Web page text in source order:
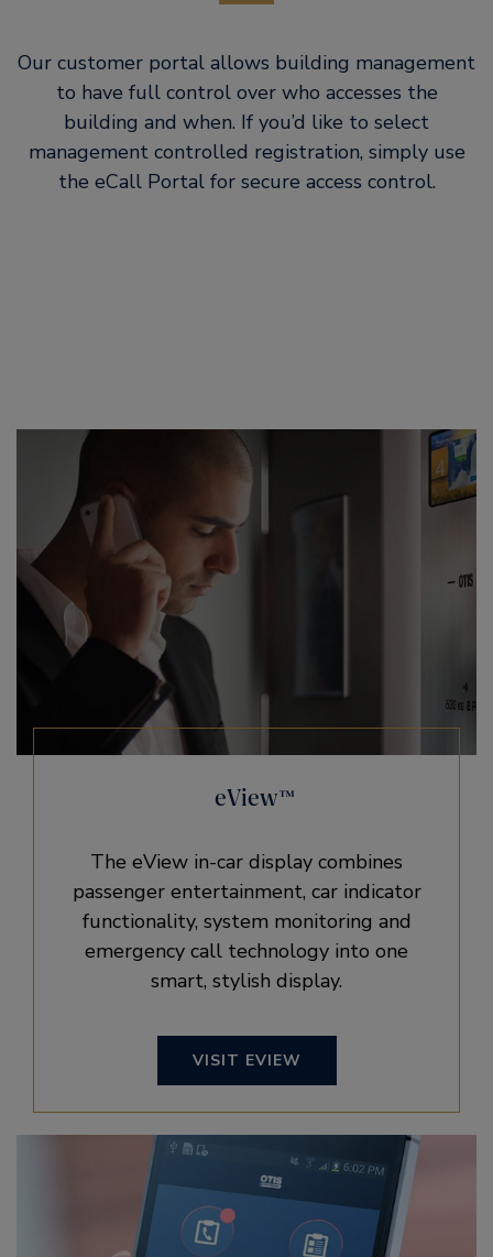
Our customer portal allows building management
to have full control over who accesses the
building and when. If you’d like to select
management controlled registration, simply use
the eCall Portal for secure access control.
eView™
The eView in-car display combines
passenger entertainment, car indicator
functionality, system monitoring and
emergency call technology into one
smart, stylish display.
VISIT EVIEW